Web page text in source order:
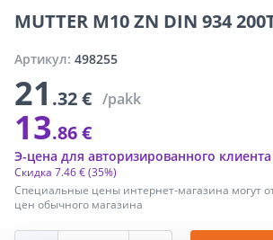
MUTTER M10 ZN DIN 934
Артикул: 498255
21 .32 € /pakk
13.86 €
Специальные цены интернет-магазина могут
цен обычного магазина
Скидка 7.46 €(35%)
Э-цена для авторизированного клиента